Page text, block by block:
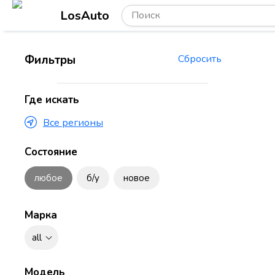
LosAuto
Фильтры Сбросить
Где искать
Все регионы
Состояние
любое б/у новое
Марка
all